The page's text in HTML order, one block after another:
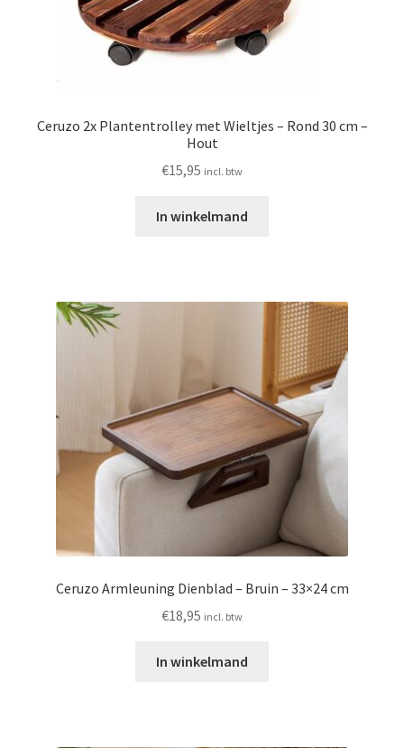
Ceruzo 2x Plantentrolley met Wieltjes – Rond 30 cm –
Hout
€15,95 incl. btw
In winkelmand
Ceruzo Armleuning Dienblad – Bruin – 33×24 cm
€18,95 incl. btw
In winkelmand